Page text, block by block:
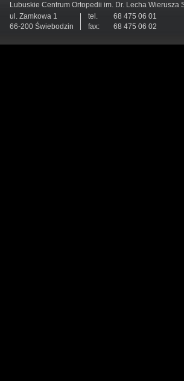
Lubuskie Centrum Ortopedii im. Dr. Lecha
ul. Zamkowa 1
66-200 Świebodzin
tel.
68 475 06 01
fax:
68 475 06 02